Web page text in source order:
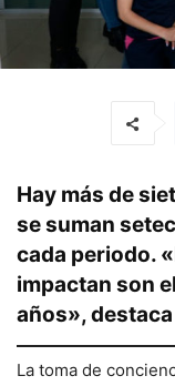
Hay más de
se suman
cada periodo.
impactan son
años»,
La toma de